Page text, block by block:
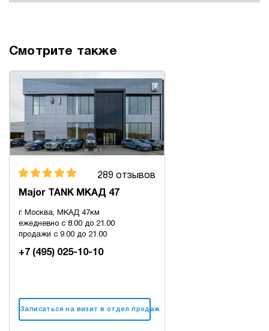
Смотрите также
289 отзывов
Major TANK МКАД 47
г. Москва, МКАД 47км
ежедневно с 8.00 до 21.00
продажи с 9.00 до 21.00
+7 (495) 025-10-10
Записаться на визит в отдел продаж